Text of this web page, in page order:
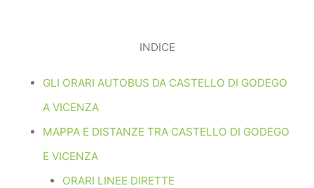
INDICE
GLI ORARI AUTOBUS DA CASTELLO DI GODEGO
A VICENZA
MAPPA E DISTANZE TRA CASTELLO DI GODEGO
E VICENZA
ORARI LINEE DIRETTE